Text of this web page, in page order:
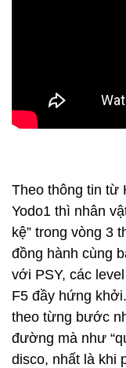
Theo thông tin từ
Yodo1 thì nhân
kệ” trong vòng 3
đồng hành cùng
với PSY, các
F5 đầy hứng
theo từng bước
đường mà như
disco, nhất là khi